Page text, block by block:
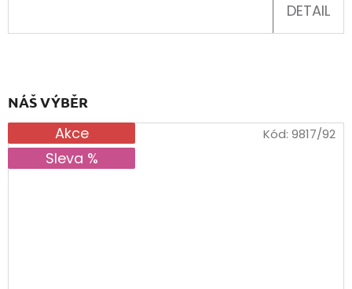
DETAIL
NÁŠ VÝBĚR
Akce
Sleva %
Kód: 9817/92